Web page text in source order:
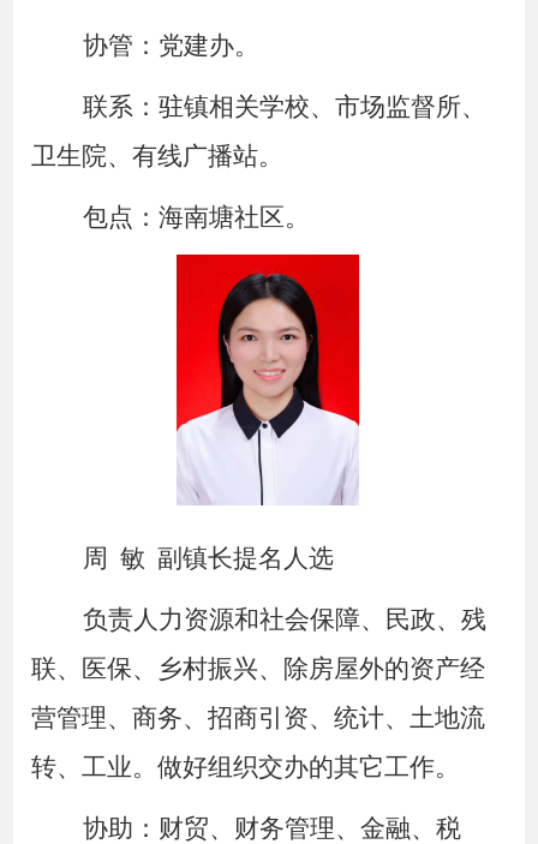
协管：党建办。
联系：驻镇相关学校、市场监督所、
卫生院、有线广播站。
包点：海南塘社区。
周 敏 副镇长提名人选
负责人力资源和社会保障、民政、残
联、医保、乡村振兴、除房屋外的资产经
营管理、商务、招商引资、统计、土地流
转、工业。做好组织交办的其它工作。
协助：财贸、财务管理、金融、税